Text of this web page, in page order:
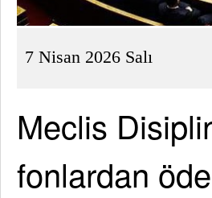
7 Nisan 2026 Salı
Meclis
fonlardan